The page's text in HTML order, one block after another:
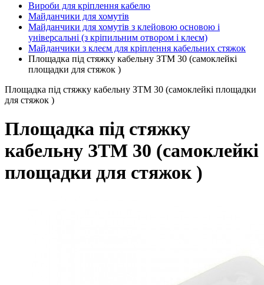
Вироби для кріплення кабелю
Майданчики для хомутів
Майданчики для хомутів з клейовою основою і
універсальні (з кріпильним отвором і клеєм)
Майданчики з клеєм для кріплення кабельних стяжок
Площадка під стяжку кабельну ЗТМ 30 (самоклейкі
площадки для стяжок )
Площадка під стяжку кабельну ЗТМ 30 (самоклейкі площадки
для стяжок )
Площадка під стяжку
кабельну ЗТМ 30 (самоклейкі
площадки для стяжок )